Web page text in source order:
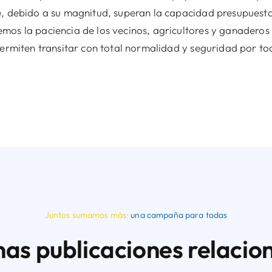
debido a su magnitud, superan la capacidad
la paciencia de los vecinos, agricultores y
transitar con total normalidad y seguridad por
Juntos sumamos más:una campaña para todas
publicaciones